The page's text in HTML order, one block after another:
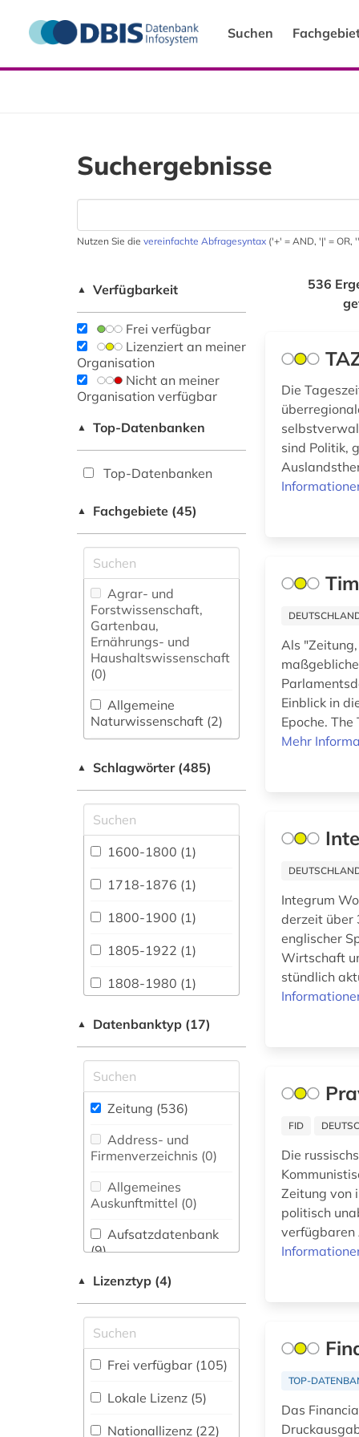
Suchen
Suchergebnisse
Nutzen Sie die vereinfachte Abfragesyntax ('+' = AND, '|' = OR,
▲ Verfügbarkeit
Frei verfügbar
Lizenziert an meiner
Organisation
Nicht an meiner
Organisation verfügbar
▲ Top-Datenbanken
Top-Datenbanken
▲ Fachgebiete (45)
Agrar- und
Forstwissenschaft,
Gartenbau,
Ernährungs- und
Haushaltswissenschaft
(0)
Allgemeine
Naturwissenschaft (2)
fachübergreifende
Allgemeine und
vergleichende Sprach-
und
Literaturwissenschaft.
Indogermanistik.
Außereuropäische
Sprachen und
Anglistik.
Amerikanistik (31)
Vermessungswesen (2)
Biologie,
Biotechnologie (0)
Buch- und
Informationswissenschaft
(3)
Chemie und
Pharmazie (0)
Elektrotechnik,
Elektronik,
Nachrichtentechnik (0)
Energietechnik (2)
Ethnologie (17)
FID Nordeuropa (7)
▲ Schlagwörter (485)
1600-1800 (1)
1718-1876 (1)
1800-1900 (1)
1805-1922 (1)
1808-1980 (1)
1822-1922 (1)
1850-1940 (1)
1914-1919 (1)
aachen (2)
aargau (1)
abendzeitung
(münchen) (1)
afrika (4)
alltag (1)
alsfeld (1)
amerika (3)
amsterdam (1)
amtsblatt (1)
▲ Datenbanktyp (17)
Zeitung (536)
Address- und
Firmenverzeichnis (0)
Allgemeines
Auskunftmittel (0)
Aufsatzdatenbank
(9)
Bestandsverzeichnis
Biographische
Datenbank (2)
Buchhandelsverzeichnis
▲ Lizenztyp (4)
Frei verfügbar (105)
Lokale Lizenz (5)
Nationallizenz (22)
536
Die
sind Politik,
Als
Einblick in
Epoche.
Mehr
Integrum
derzeit über
englischer
Wirtschaft
stündlich
FID
Die
Zeitung von
politisch
verfügbaren
TOP-
Das